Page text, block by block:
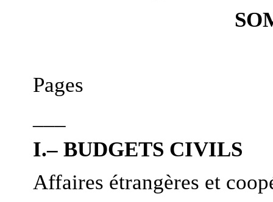
Pages
I.– BUDGETS CIVILS
Affaires étrangères et